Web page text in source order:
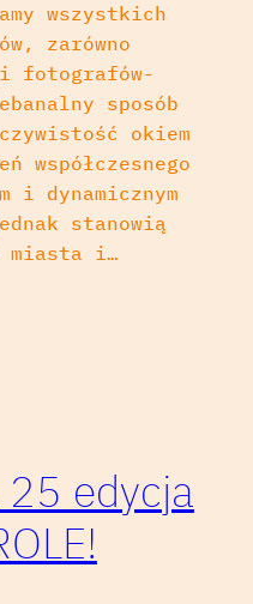
wszystkich
zarówno
fotografów-
sposób
okiem
i dynamicznym
stanowią
miasta i…
edycja